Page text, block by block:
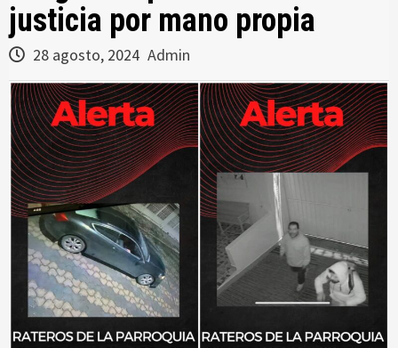
justicia por mano propia
28 agosto, 2024 Admin